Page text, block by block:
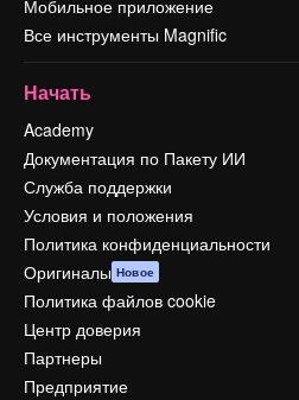
Мобильное приложение
Все инструменты Magnific
Начать
Academy
Документация по Пакету ИИ
Служба поддержки
Условия и положения
Политика конфиденциальности
Оригиналы Новое
Политика файлов cookie
Центр доверия
Партнеры
Предприятие